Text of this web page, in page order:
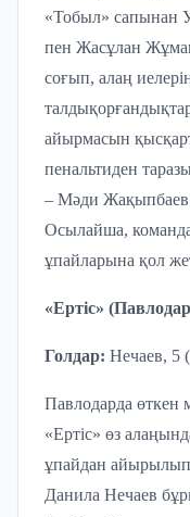
«Тобыл» сапынан
пен Жасұлан
соғып, алаң
айырмасын
пенальтиден
– Мәди
Осылайша,
ұпайларына қол
«Ертіс»
Голдар: Нечаев, 5
Павлодарда өткен
«Ертіс» өз
ұпайдан
Данила Нечаев